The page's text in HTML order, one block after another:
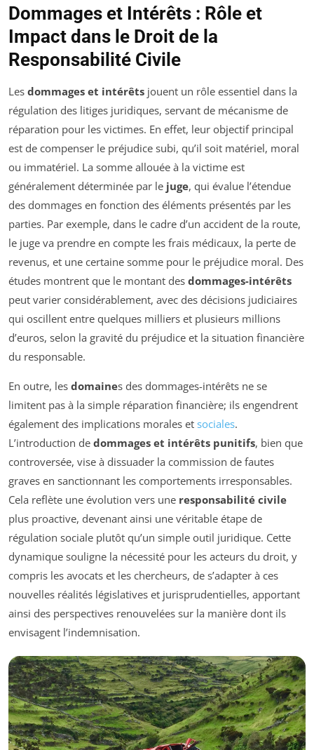
Dommages et Intérêts : Rôle et
Impact dans le Droit de la
Responsabilité Civile
Les dommages et intérêts jouent un rôle essentiel dans la
régulation des litiges juridiques, servant de mécanisme de
réparation pour les victimes. En effet, leur objectif principal
est de compenser le préjudice subi, qu’il soit matériel, moral
ou immatériel. La somme allouée à la victime est
généralement déterminée par le juge, qui évalue l’étendue
des dommages en fonction des éléments présentés par les
parties. Par exemple, dans le cadre d’un accident de la route,
le juge va prendre en compte les frais médicaux, la perte de
revenus, et une certaine somme pour le préjudice moral. Des
études montrent que le montant des dommages-intérêts
peut varier considérablement, avec des décisions judiciaires
qui oscillent entre quelques milliers et plusieurs millions
d’euros, selon la gravité du préjudice et la situation financière
du responsable.
En outre, les domaines des dommages-intérêts ne se
limitent pas à la simple réparation financière; ils engendrent
également des implications morales et sociales.
L’introduction de dommages et intérêts punitifs, bien que
controversée, vise à dissuader la commission de fautes
graves en sanctionnant les comportements irresponsables.
Cela reflète une évolution vers une responsabilité civile
plus proactive, devenant ainsi une véritable étape de
régulation sociale plutôt qu’un simple outil juridique. Cette
dynamique souligne la nécessité pour les acteurs du droit, y
compris les avocats et les chercheurs, de s’adapter à ces
nouvelles réalités législatives et jurisprudentielles, apportant
ainsi des perspectives renouvelées sur la manière dont ils
envisagent l’indemnisation.